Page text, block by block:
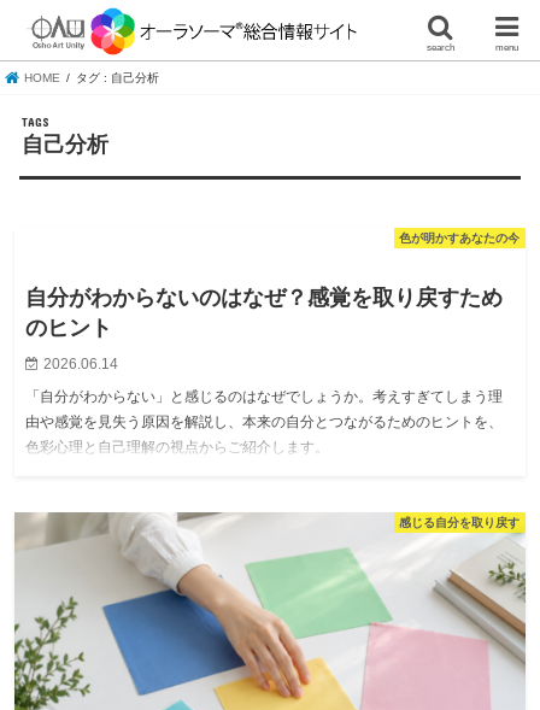
search menu
HOME タグ : 自己分析
自己分析
色が明かすあなたの今
自分がわからないのはなぜ？感覚を取り戻すため
のヒント
2026.06.14
「自分がわからない」と感じるのはなぜでしょうか。考えすぎてしまう理
由や感覚を見失う原因を解説し、本来の自分とつながるためのヒントを、
色彩心理と自己理解の視点からご紹介します。
感じる自分を取り戻す